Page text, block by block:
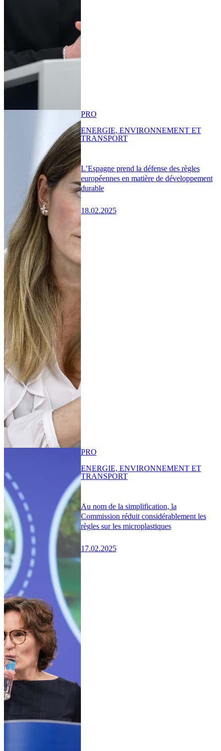
L’Espagne prend la défense des règles
européennes en matière de développement
durable
18.02.2025
PRO
ENERGIE, ENVIRONNEMENT ET
TRANSPORT
Au nom de la simplification, la
Commission réduit considérablement les
règles sur les microplastiques
17.02.2025
PRO
ENERGIE, ENVIRONNEMENT ET
TRANSPORT